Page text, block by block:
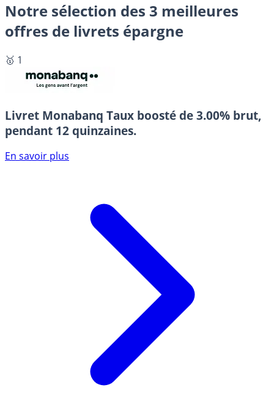
Notre sélection des 3 meilleures
offres de livrets épargne
🥇 1
Livret Monabanq Taux boosté de 3.00% brut,
pendant 12 quinzaines.
En savoir plus